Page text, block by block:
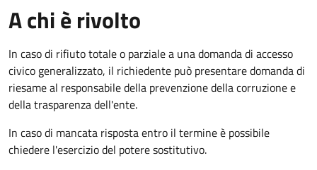
A chi è rivolto
In caso di rifiuto totale o parziale a una domanda di accesso
civico generalizzato, il richiedente può presentare domanda di
riesame al responsabile della prevenzione della corruzione e
della trasparenza dell'ente.
In caso di mancata risposta entro il termine è possibile
chiedere l'esercizio del potere sostitutivo.